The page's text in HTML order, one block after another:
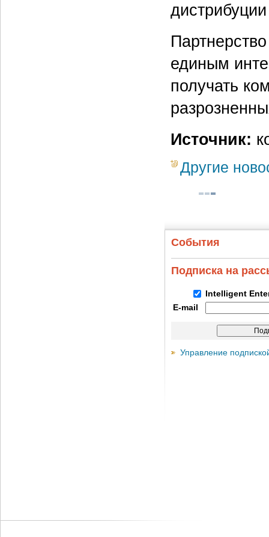
единым
получать
Источник:
Другие
События
Подписка на
Intelligent
E-mail
Управление